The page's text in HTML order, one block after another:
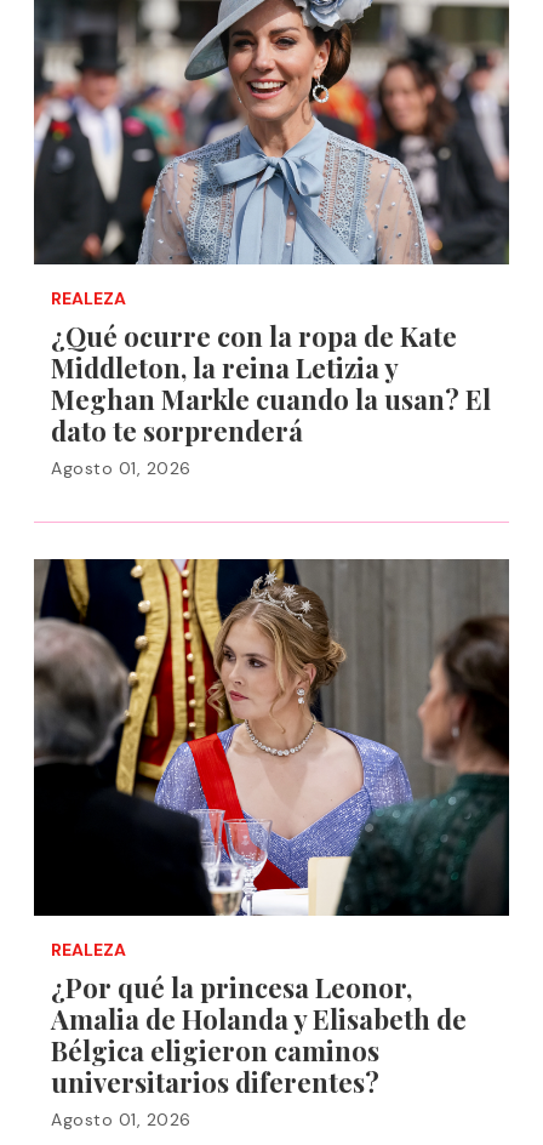
REALEZA
¿Qué ocurre con la ropa de Kate
Middleton, la reina Letizia y
Meghan Markle cuando la usan? El
dato te sorprenderá
Agosto 01, 2026
REALEZA
¿Por qué la princesa Leonor,
Amalia de Holanda y Elisabeth de
Bélgica eligieron caminos
universitarios diferentes?
Agosto 01, 2026